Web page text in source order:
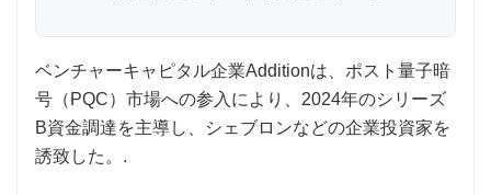
ベンチャーキャピタル企業Additionは、ポスト量子暗
号（PQC）市場への参入により、2024年のシリーズ
B資金調達を主導し、シェブロンなどの企業投資家を
誘致した。.